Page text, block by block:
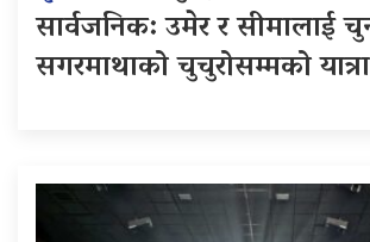
सार्वजनिक: उमेर र सीमालाई
सगरमाथाको चुचुरोसम्मको यात्रा